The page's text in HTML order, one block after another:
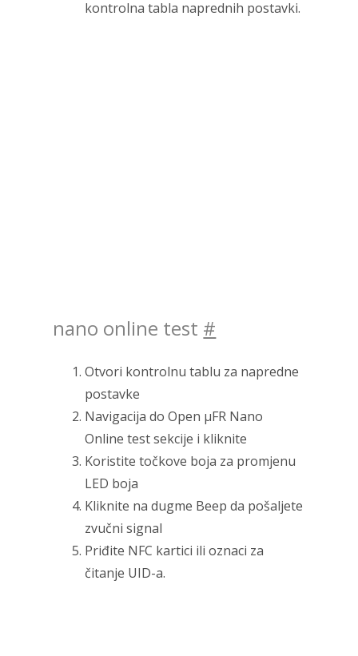
kontrolna tabla naprednih postavki.
nano online test #
Otvori kontrolnu tablu za napredne
postavke
Navigacija do Open μFR Nano
Online test sekcije i kliknite
Koristite točkove boja za promjenu
LED boja
Kliknite na dugme Beep da pošaljete
zvučni signal
Priđite NFC kartici ili oznaci za
čitanje UID-a.